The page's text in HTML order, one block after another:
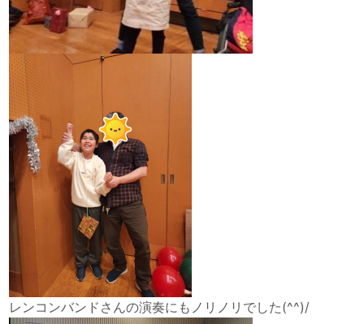
レンコンバンドさんの演奏にもノリノリでした(^^)/